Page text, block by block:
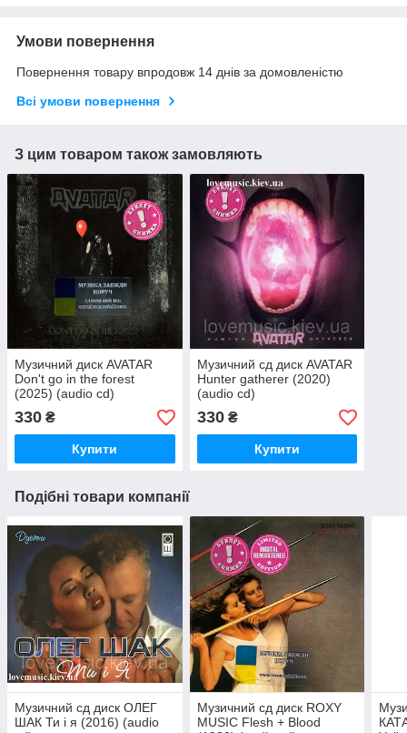
Умови повернення
Повернення товару впродовж 14 днів за домовленістю
Всі умови повернення
З цим товаром також замовляють
Музичний диск AVATAR
Don't go in the forest
(2025) (audio cd)
330 ₴
Купити
Музичний сд диск AVATAR
Hunter gatherer (2020)
(audio cd)
330₴
Купити
Подібні товари компанії
Музичний сд диск ОЛЕГ
ШАК Ти і я (2016) (audio
Музичний сд диск ROXY
MUSIC Flesh + Blood